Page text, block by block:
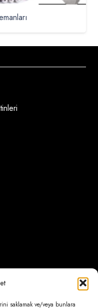
saklamak ve/veya bunlara